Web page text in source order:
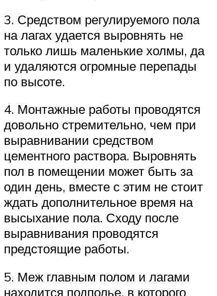
3. Средством регулируемого пола
на лагах удается выровнять не
только лишь маленькие холмы, да
и удаляются огромные перепады
по высоте.
4. Монтажные работы проводятся
довольно стремительно, чем при
выравнивании средством
цементного раствора. Выровнять
пол в помещении может быть за
один день, вместе с этим не стоит
ждать дополнительное время на
высыхание пола. Сходу после
выравнивания проводятся
предстоящие работы.
5. Меж главным полом и лагами
находится подполье, в которого